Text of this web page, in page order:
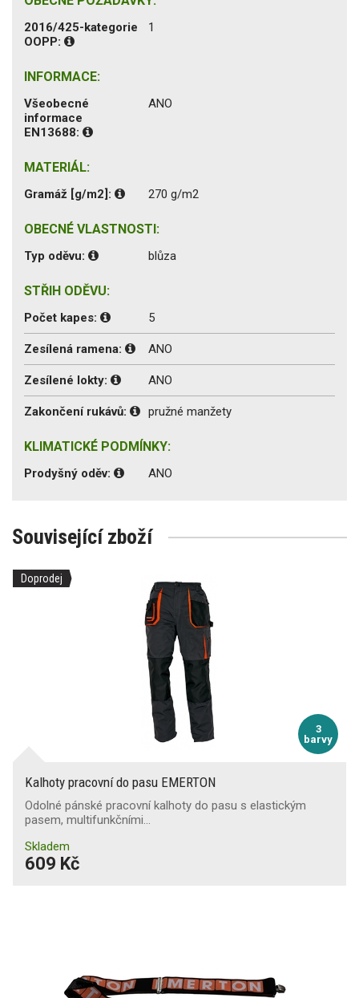
2016/425-kategorie
OOPP:
1
INFORMACE:
Všeobecné
informace
EN13688:
ANO
MATERIÁL:
Gramáž [g/m2]: 270 g/m2
OBECNÉ VLASTNOSTI:
Typ oděvu: blůza
STŘIH ODĚVU:
Počet kapes: 5
Zesílená ramena: ANO
Zesílené lokty: ANO
Zakončení rukávů: pružné manžety
KLIMATICKÉ PODMÍNKY:
Prodyšný oděv: ANO
Související zboží
Doprodej
3
barvy
Kalhoty pracovní do pasu EMERTON
Odolné pánské pracovní kalhoty do pasu s elastickým
pasem, multifunkčními…
Skladem
609 Kč